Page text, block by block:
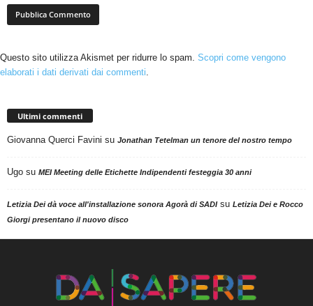
Questo sito utilizza Akismet per ridurre lo spam. Scopri come vengono
elaborati i dati derivati dai commenti.
Ultimi commenti
Giovanna Querci Favini su Jonathan Tetelman un tenore del nostro tempo
Ugo su MEI Meeting delle Etichette Indipendenti festeggia 30 anni
Letizia Dei dà voce all'installazione sonora Agorà di SADIsu Letizia Dei e Rocco
Giorgi presentano il nuovo disco